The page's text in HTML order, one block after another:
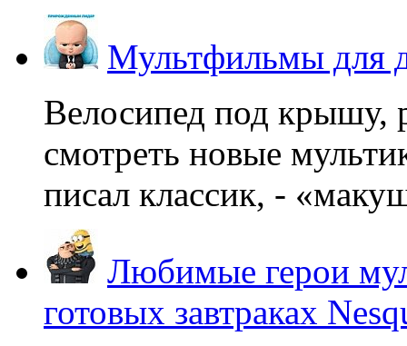
Мультфильмы для
Велосипед под крышу,
смотреть новые
писал классик, -
Любимые герои
готовых завтраках